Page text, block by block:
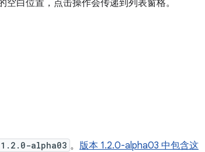
白位置，点击操作会传递到列表窗格。
alpha03 。 版本 1.2.0-alpha03 中包含这